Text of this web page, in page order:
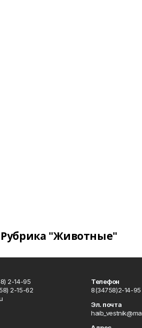
Рубрика "Животные"
2-14-95
2-15-62
Телефон
8(34758)2-14-95
Эл. почта